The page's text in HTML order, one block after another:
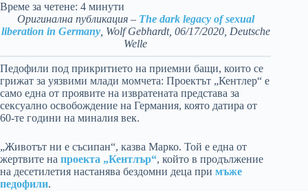
Време за четене: 4 минути
Оригинална публикация – The dark legacy of sexual
liberation in Germany, Wolf Gebhardt, 06/17/2020, Deutsche
Welle
Педофили под прикритието на приемни бащи, които се
грижат за уязвими млади момчета: Проектът „Кентлер“ е
само една от проявите на извратената представа за
сексуално освобождение на Германия, която датира от
60-те години на миналия век.
„Животът ни е съсипан“, казва Марко. Той е една от
жертвите на проекта „Кентлър“, който в продължение
на десетилетия настанява бездомни деца при мъже
педофили.